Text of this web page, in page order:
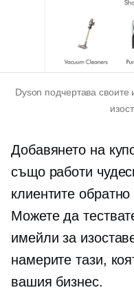
Dyson подчертава
Добавянето на
също работи
клиентите
Можете да
имейли за
намерите тази,
вашия бизнес.